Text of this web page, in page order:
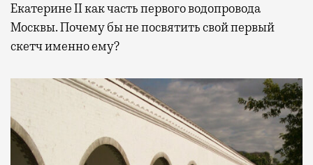
Екатерине II как часть первого водопровода
Москвы. Почему бы не посвятить свой первый
скетч именно ему?